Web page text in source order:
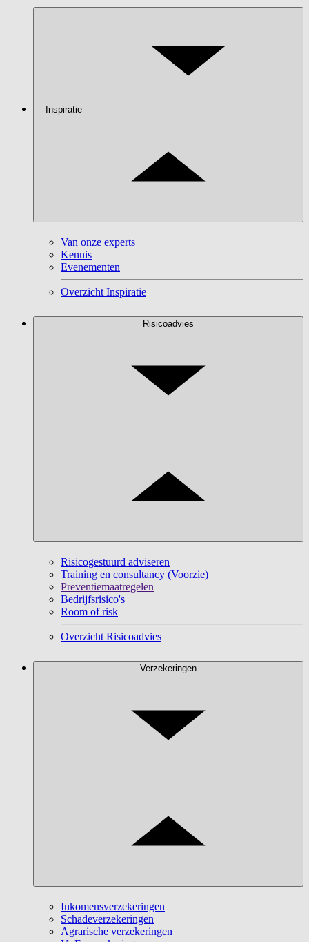
Inspiratie
Van onze experts
Kennis
Evenementen
Overzicht Inspiratie
Risicoadvies
Risicogestuurd adviseren
Training en consultancy (Voorzie)
Preventiemaatregelen
Bedrijfsrisico's
Room of risk
Overzicht Risicoadvies
Verzekeringen
Inkomensverzekeringen
Schadeverzekeringen
Agrarische verzekeringen